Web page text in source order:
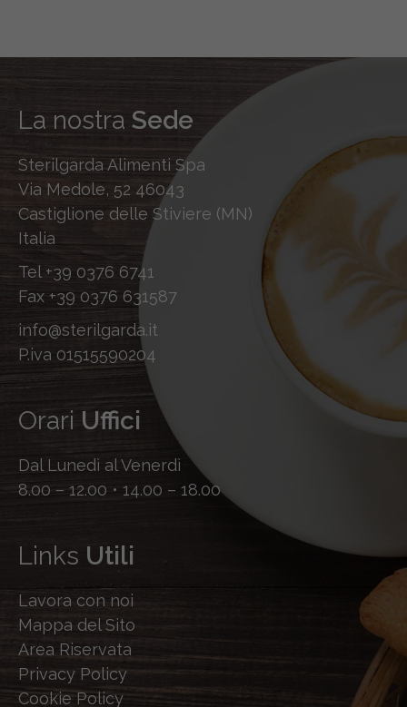
La nostra Sede
Sterilgarda Alimenti Spa
Via Medole, 52 46043
Castiglione delle Stiviere (MN)
Italia
Tel +39 0376 6741
Fax +39 0376 631587
info@sterilgarda.it
P.iva 01515590204
Orari Uffici
Dal Lunedì al Venerdì
8.00 – 12.00 • 14.00 – 18.00
Links Utili
Lavora con noi
Mappa del Sito
Area Riservata
Privacy Policy
Cookie Policy